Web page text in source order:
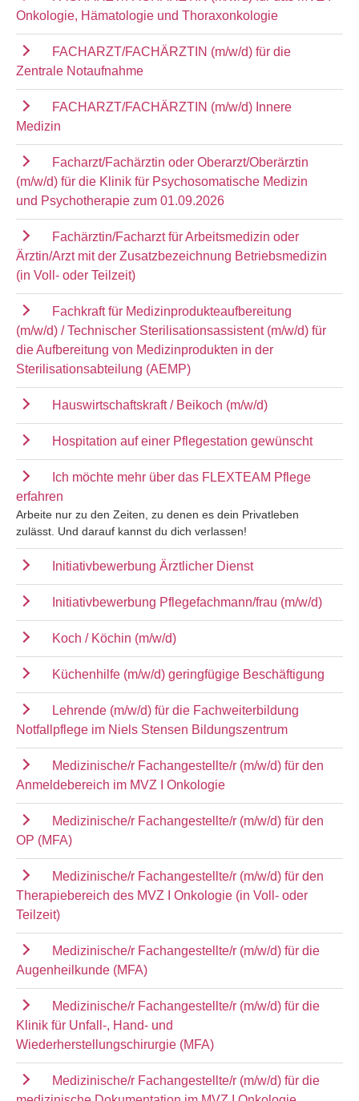
Onkologie, Hämatologie und Thoraxonkologie
FACHARZT/FACHÄRZTIN (m/w/d) für die
Zentrale Notaufnahme
FACHARZT/FACHÄRZTIN (m/w/d) Innere
Medizin
Facharzt/Fachärztin oder Oberarzt/Oberärztin
(m/w/d) für die Klinik für Psychosomatische Medizin
und Psychotherapie zum 01.09.2026
Fachärztin/Facharzt für Arbeitsmedizin oder
Ärztin/Arzt mit der Zusatzbezeichnung Betriebsmedizin
(in Voll- oder Teilzeit)
Fachkraft für Medizinprodukteaufbereitung
(m/w/d) / Technischer Sterilisationsassistent (m/w/d) für
die Aufbereitung von Medizinprodukten in der
Sterilisationsabteilung (AEMP)
Hauswirtschaftskraft / Beikoch (m/w/d)
Hospitation auf einer Pflegestation gewünscht
Ich möchte mehr über das FLEXTEAM Pflege
erfahren
Arbeite nur zu den Zeiten, zu denen es dein Privatleben
zulässt. Und darauf kannst du dich verlassen!
Initiativbewerbung Ärztlicher Dienst
Initiativbewerbung Pflegefachmann/frau (m/w/d)
Koch / Köchin (m/w/d)
Küchenhilfe (m/w/d) geringfügige Beschäftigung
Lehrende (m/w/d) für die Fachweiterbildung
Notfallpflege im Niels Stensen Bildungszentrum
Medizinische/r Fachangestellte/r (m/w/d) für den
Anmeldebereich im MVZ I Onkologie
Medizinische/r Fachangestellte/r (m/w/d) für den
OP (MFA)
Medizinische/r Fachangestellte/r (m/w/d) für den
Therapiebereich des MVZ I Onkologie (in Voll- oder
Teilzeit)
Medizinische/r Fachangestellte/r (m/w/d) für die
Augenheilkunde (MFA)
Medizinische/r Fachangestellte/r (m/w/d) für die
Klinik für Unfall-, Hand- und
Wiederherstellungschirurgie (MFA)
Medizinische/r Fachangestellte/r (m/w/d) für die